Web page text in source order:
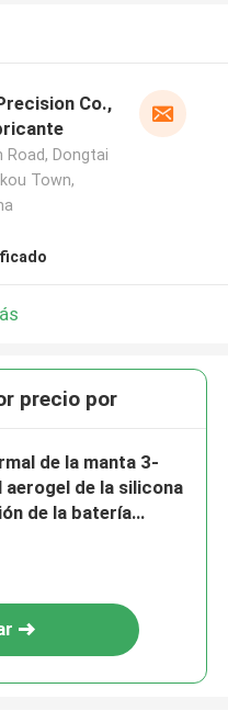
Co.,
Road, Dongtai
Town,
precio por
de la manta 3-
aerogel de la silicona
de la batería